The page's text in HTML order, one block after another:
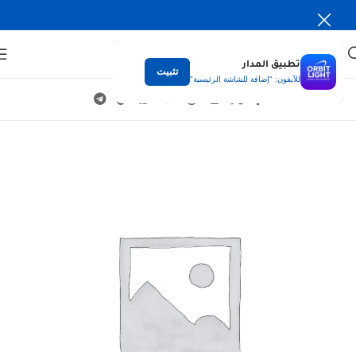
تطبيق المدار
للآيفون: "إضافة للشاشة الرئيسية"
تثبيت